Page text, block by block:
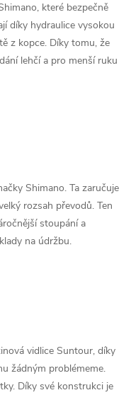
které bezpečně
díky hydraulice vysokou
z kopce. Díky tomu, že
lehčí a pro menší ruku
Shimano. Ta zaručuje
rozsah převodů. Ten
stoupání a
na údržbu.
vidlice Suntour, díky
žádným problémeme.
Díky své konstrukci je